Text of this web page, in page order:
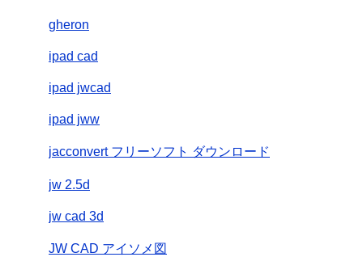
gheron
ipad cad
ipad jwcad
ipad jww
jacconvert フリーソフト ダウンロード
jw 2.5d
jw cad 3d
JW CAD アイソメ図